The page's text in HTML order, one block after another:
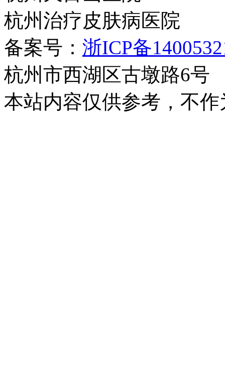
杭州治疗皮肤病医院
备案号： 浙ICP备
杭州市西湖区古墩路6号
本站内容仅供参考，不